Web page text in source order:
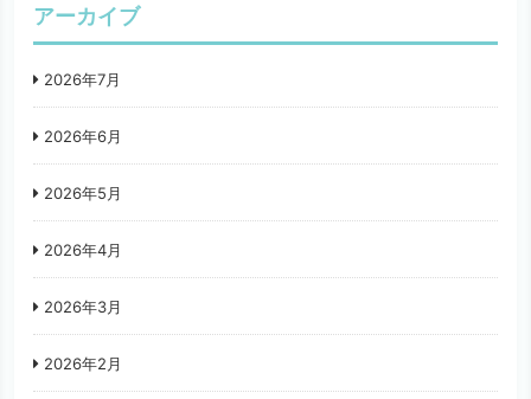
アーカイブ
2026年7月
2026年6月
2026年5月
2026年4月
2026年3月
2026年2月